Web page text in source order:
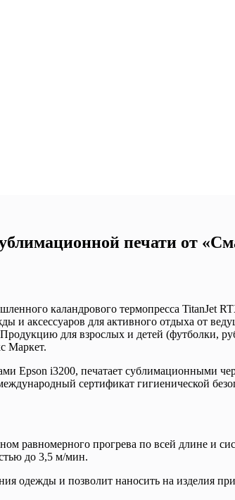
печати от
каландрового термопресса TitanJet
аксессуаров для активного отдыха от
для взрослых и детей (футболки,
Маркет.
Epson i3200, печатает сублимационными
сертификат гигиенической
равномерного прогрева по всей длине и
до 3,5 м/мин.
одежды и позволит наносить на изделия